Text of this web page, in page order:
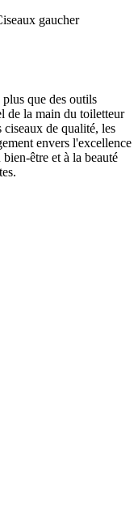
gaucher
que des outils
de la main du toiletteur
de qualité, les
envers l'excellence
être et à la beauté